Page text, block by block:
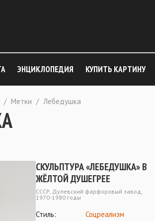
ЭНЦИКЛОПЕДИЯ КУПИТЬ КАРТИНУ
/ Метки / Лебедушка
СКУЛЬПТУРА «ЛЕБЕДУШКА» В
ЖЁЛТОЙ ДУШЕГРЕЕ
СССР, Дулевский фарфоровый завод,
1970-1980 годы
Стиль:
Соцреализм